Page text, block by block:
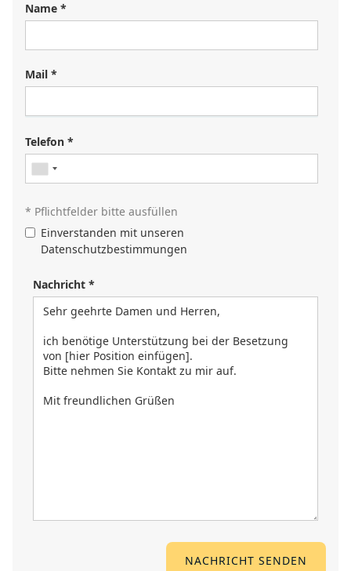
Name *
Mail *
Registrieren Sie sich in unserem
unsere Personalverantwortlichen werden Sie kontaktieren
Telefon *
* Pflichtfelder bitte ausfüllen
Einverstanden mit unseren
Datenschutzbestimmungen
Nachricht *